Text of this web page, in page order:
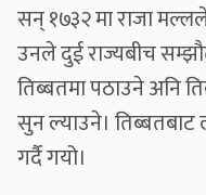
सन् १७३२ मा राजा
उनले दुई राज्यबीच
तिब्बतमा पठाउने अनि
सुन ल्याउने।
गर्दै गयो।